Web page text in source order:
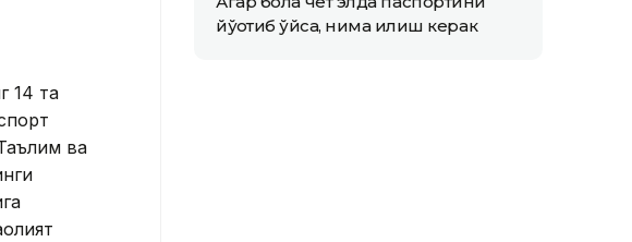
14 та
ва
йўқотиб қўйса, нима қилиш керак